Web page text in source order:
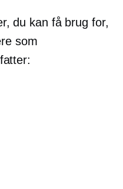
du kan få brug for,
som